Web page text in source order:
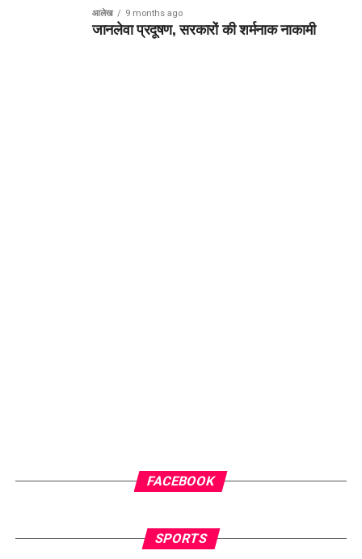
आलेख 9 months ago
जानलेवा प्रदूषण, सरकारों की शर्मनाक नाकामी
FACEBOOK
SPORTS